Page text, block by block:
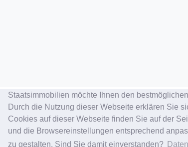
Staatsimmobilien möchte Ihnen den
Durch die Nutzung dieser Webseite erklären Sie
Cookies auf dieser Webseite finden Sie auf der
und die Browsereinstellungen entsprechend
zu gestalten. Sind Sie damit einverstanden?
Kontakt